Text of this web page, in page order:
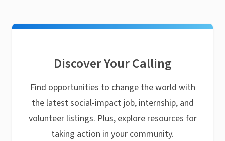
Discover Your Calling
Find opportunities to change the world with
the latest social-impact job, internship, and
volunteer listings. Plus, explore resources for
taking action in your community.